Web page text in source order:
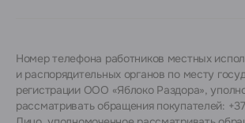
Номер телефона работников местных
и распорядительных органов по месту
регистрации ООО «Яблоко Раздора»,
рассматривать обращения покупателей: